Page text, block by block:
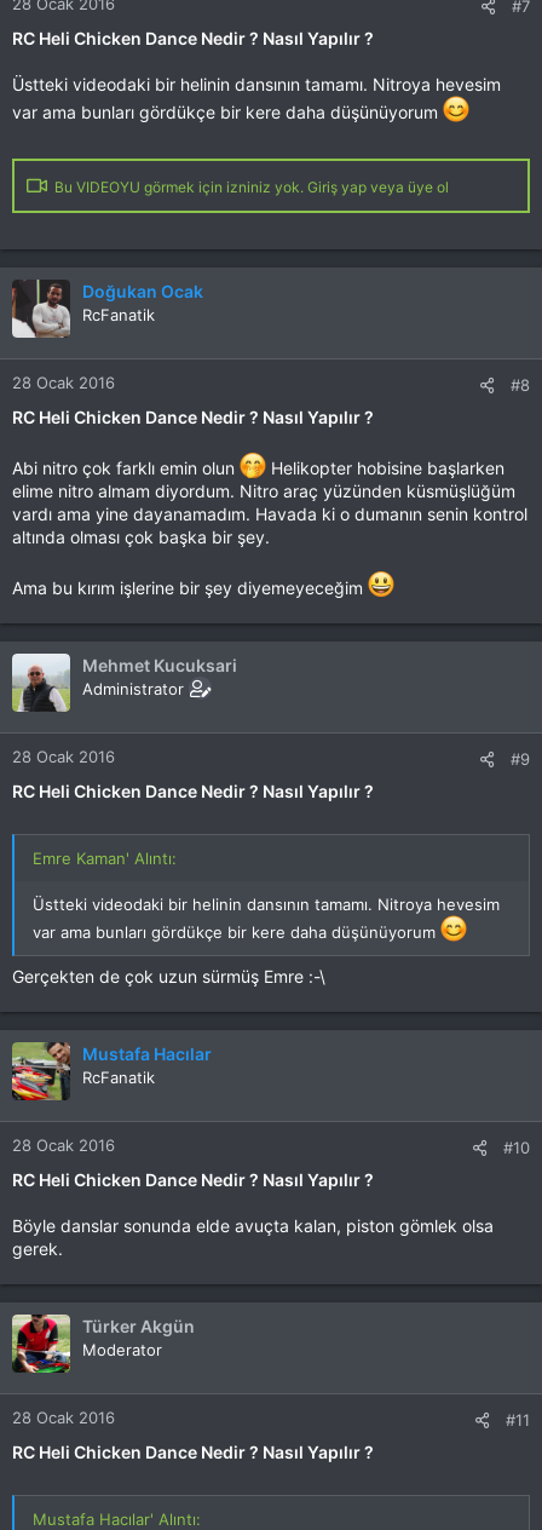
#7
RC Heli Chicken Dance Nedir ? Nasıl Yapılır ?
Üstteki videodaki bir helinin dansının tamamı. Nitroya hevesim
var ama bunları gördükçe bir kere daha düşünüyorum
Bu VIDEOYU görmek için izniniz yok. Giriş yap veya üye ol
Doğukan Ocak
RcFanatik
28 Ocak 2016 #8
RC Heli Chicken Dance Nedir ? Nasıl Yapılır ?
Abi nitro çok farklı emin olun
Helikopter hobisine başlarken
elime nitro almam diyordum. Nitro araç yüzünden küsmüşlüğüm
vardı ama yine dayanamadım. Havada ki o dumanın senin kontrol
altında olması çok başka bir şey.
Ama bu kırım işlerine bir şey diyemeyeceğim
Mehmet Kucuksari
Administrator
28 Ocak 2016 #9
RC Heli Chicken Dance Nedir ? Nasıl Yapılır ?
Emre Kaman' Alıntı:
Üstteki videodaki bir helinin dansının tamamı. Nitroya hevesim
var ama bunları gördükçe bir kere daha düşünüyorum
Gerçekten de çok uzun sürmüş Emre :-\
Mustafa Hacılar
RcFanatik
28 Ocak 2016 #10
RC Heli Chicken Dance Nedir ? Nasıl Yapılır ?
Böyle danslar sonunda elde avuçta kalan, piston gömlek olsa
gerek.
Türker Akgün
Moderator
28 Ocak 2016 #11
RC Heli Chicken Dance Nedir ? Nasıl Yapılır ?
Mustafa Hacılar' Alıntı: